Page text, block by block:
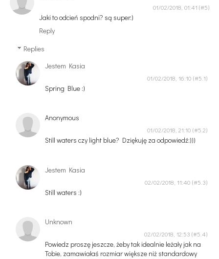
01/02/2018, 01:41
Jaki to odcień spodni? są super:)
Reply
Replies
Jestem Kasia
01/02/2018, 16:10
Spring Blue :)
Anonymous
01/02/2018, 21:10
Still waters czy light blue? Dziękuję za odpowiedź:)))
Jestem Kasia
02/02/2018, 11:40
Still waters :)
Unknown
02/02/2018, 12:53
Powiedz proszę jeszcze, żeby tak idealnie leżały jak na
Tobie, zamawiałaś rozmiar większe niż standardowy